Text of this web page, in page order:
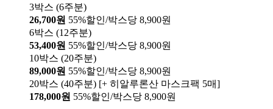
3박스 (6주분)
26,700원 55%할인/박스당 8,900원
6박스 (12주분)
53,400원 55%할인/박스당 8,900원
10박스 (20주분)
89,000원 55%할인/박스당 8,900원
20박스 (40주분) [+ 히알루론산 마스크팩 5매]
178,000원 55%할인/박스당 8,900원